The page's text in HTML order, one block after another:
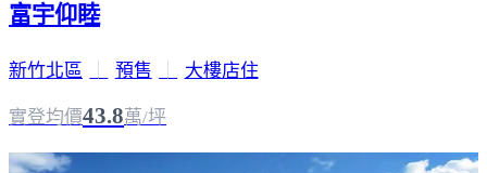
富宇仰睦
新竹北區 預售 大樓店住
實登均價43.8萬/坪